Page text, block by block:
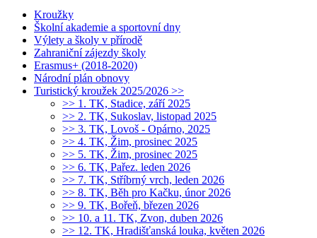
Kroužky
Školní akademie a sportovní dny
Výlety a školy v přírodě
Zahraniční zájezdy školy
Erasmus+ (2018-2020)
Národní plán obnovy
Turistický kroužek 2025/2026 >>
>> 1. TK, Stadice, září 2025
>> 2. TK, Sukoslav, listopad 2025
>> 3. TK, Lovoš - Opárno, 2025
>> 4. TK, Žim, prosinec 2025
>> 5. TK, Žim, prosinec 2025
>> 6. TK, Pařez. leden 2026
>> 7. TK, Stříbrný vrch, leden 2026
>> 8. TK, Běh pro Kačku, únor 2026
>> 9. TK, Bořeň, březen 2026
>> 10. a 11. TK, Zvon, duben 2026
>> 12. TK, Hradišťanská louka, květen 2026